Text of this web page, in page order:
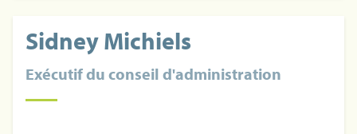
Sidney Michiels
Exécutif du conseil d'administration